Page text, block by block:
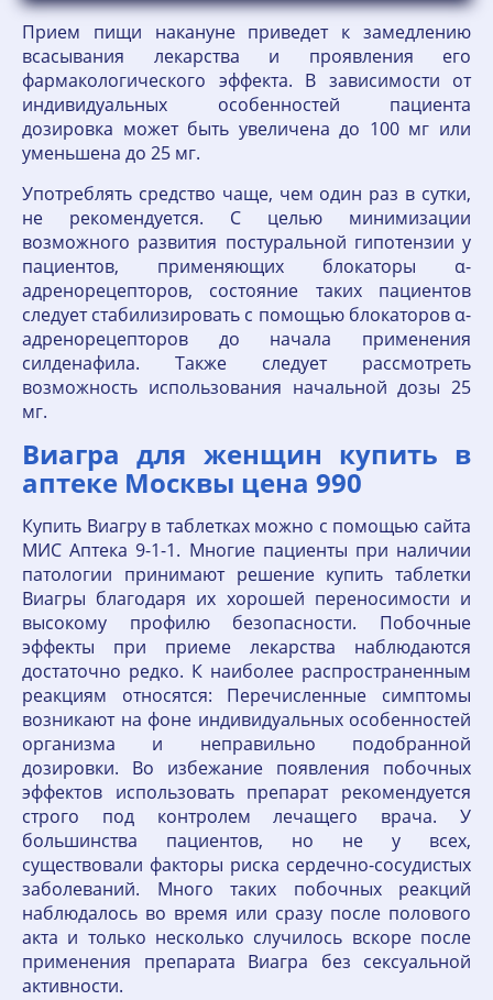
Прием пищи накануне приведет к замедлению
всасывания лекарства и проявления его
фармакологического эффекта. В зависимости от
индивидуальных особенностей пациента
дозировка может быть увеличена до 100 мг или
уменьшена до 25 мг.
Употреблять средство чаще, чем один раз в сутки,
не рекомендуется. С целью минимизации
возможного развития постуральной гипотензии у
пациентов, применяющих блокаторы α-
адренорецепторов, состояние таких пациентов
следует стабилизировать с помощью блокаторов α-
адренорецепторов до начала применения
силденафила. Также следует рассмотреть
возможность использования начальной дозы 25
мг.
Виагра для женщин купить в
аптеке Москвы цена 990
Купить Виагру в таблетках можно с помощью сайта
МИС Аптека 9-1-1. Многие пациенты при наличии
патологии принимают решение купить таблетки
Виагры благодаря их хорошей переносимости и
высокому профилю безопасности. Побочные
эффекты при приеме лекарства наблюдаются
достаточно редко. К наиболее распространенным
реакциям относятся: Перечисленные симптомы
возникают на фоне индивидуальных особенностей
организма и неправильно подобранной
дозировки. Во избежание появления побочных
эффектов использовать препарат рекомендуется
строго под контролем лечащего врача. У
большинства пациентов, но не у всех,
существовали факторы риска сердечно-сосудистых
заболеваний. Много таких побочных реакций
наблюдалось во время или сразу после полового
акта и только несколько случилось вскоре после
применения препарата Виагра без сексуальной
активности.